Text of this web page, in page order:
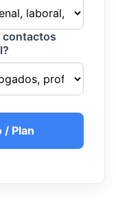
contactos
/ Plan